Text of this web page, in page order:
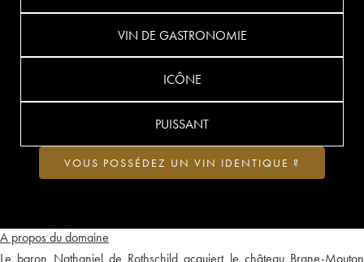
A propos du domaine
Le baron Nathaniel de Rothschild acquiert le château Brane-Mouton
VIN DE GASTRONOMIE
ICÔNE
PUISSANT
VOUS POSSÉDEZ UN VIN IDENTIQUE ?